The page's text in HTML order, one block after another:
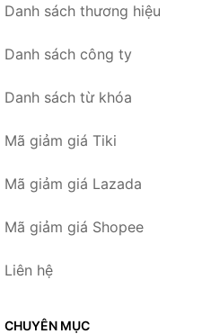
Danh sách thương hiệu
Danh sách công ty
Danh sách từ khóa
Mã giảm giá Tiki
Mã giảm giá Lazada
Mã giảm giá Shopee
Liên hệ
CHUYÊN MỤC